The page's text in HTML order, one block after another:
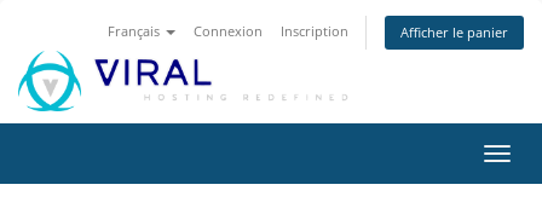
Français Connexion Inscription Afficher le panier
la